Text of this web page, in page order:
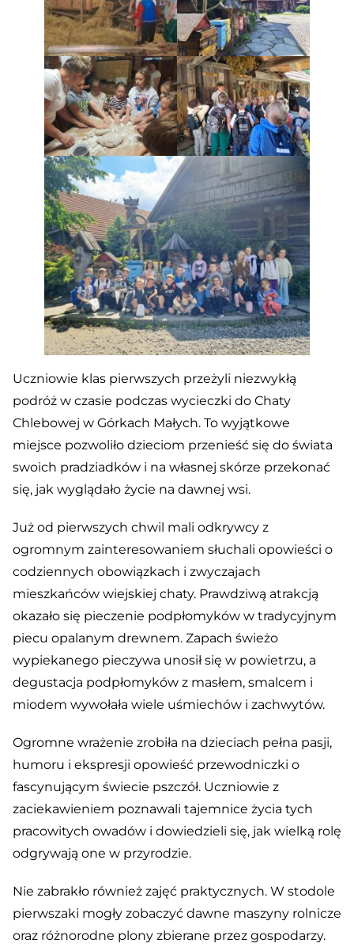
Uczniowie klas pierwszych przeżyli niezwykłą
podróż w czasie podczas wycieczki do Chaty
Chlebowej w Górkach Małych. To wyjątkowe
miejsce pozwoliło dzieciom przenieść się do świata
swoich pradziadków i na własnej skórze przekonać
się, jak wyglądało życie na dawnej wsi.
Już od pierwszych chwil mali odkrywcy z
ogromnym zainteresowaniem słuchali opowieści o
codziennych obowiązkach i zwyczajach
mieszkańców wiejskiej chaty. Prawdziwą atrakcją
okazało się pieczenie podpłomyków w tradycyjnym
piecu opalanym drewnem. Zapach świeżo
wypiekanego pieczywa unosił się w powietrzu, a
degustacja podpłomyków z masłem, smalcem i
miodem wywołała wiele uśmiechów i zachwytów.
Ogromne wrażenie zrobiła na dzieciach pełna pasji,
humoru i ekspresji opowieść przewodniczki o
fascynującym świecie pszczół. Uczniowie z
zaciekawieniem poznawali tajemnice życia tych
pracowitych owadów i dowiedzieli się, jak wielką rolę
odgrywają one w przyrodzie.
Nie zabrakło również zajęć praktycznych. W stodole
pierwszaki mogły zobaczyć dawne maszyny rolnicze
oraz różnorodne plony zbierane przez gospodarzy.